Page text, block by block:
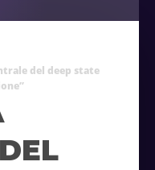
del deep state